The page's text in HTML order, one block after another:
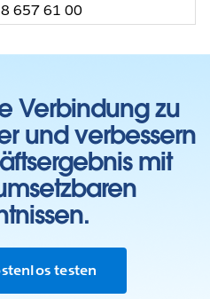
657 61 00
Verbindung zu
und verbessern
mit
testen